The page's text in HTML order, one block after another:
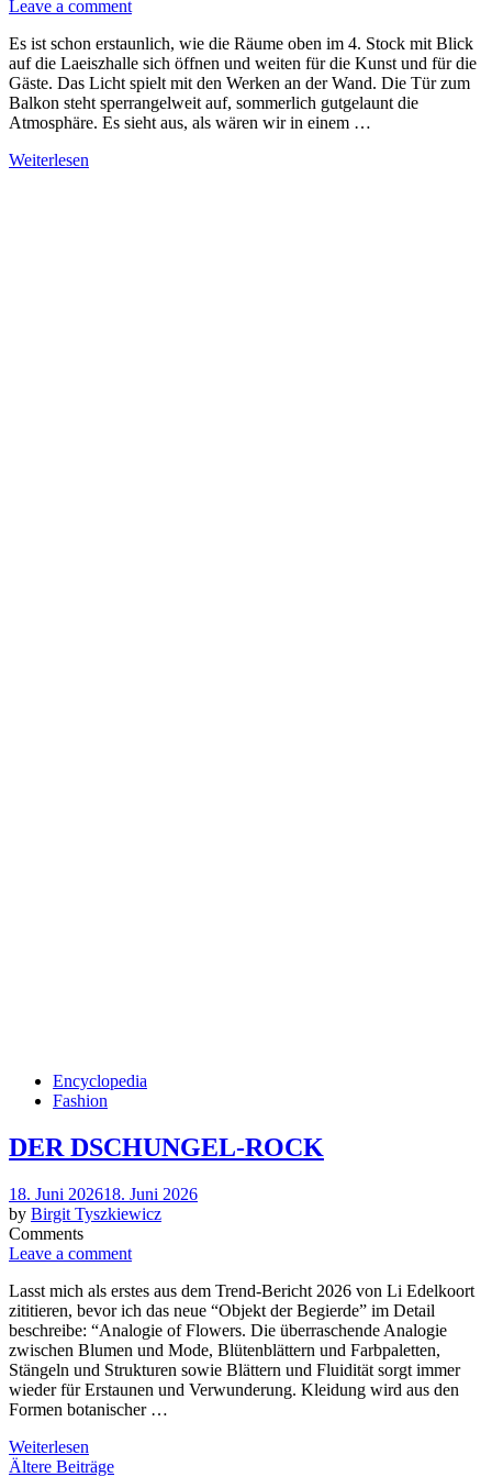
Leave a comment
Es ist schon erstaunlich, wie die Räume oben im 4. Stock mit Blick
auf die Laeiszhalle sich öffnen und weiten für die Kunst und für die
Gäste. Das Licht spielt mit den Werken an der Wand. Die Tür zum
Balkon steht sperrangelweit auf, sommerlich gutgelaunt die
Atmosphäre. Es sieht aus, als wären wir in einem …
Weiterlesen
Encyclopedia
Fashion
DER DSCHUNGEL-ROCK
Posted
on
18. Juni 202618. Juni 2026
by Birgit Tyszkiewicz
Comments
Leave a comment
Lasst mich als erstes aus dem Trend-Bericht 2026 von Li Edelkoort
zititieren, bevor ich das neue “Objekt der Begierde” im Detail
beschreibe: “Analogie of Flowers. Die überraschende Analogie
zwischen Blumen und Mode, Blütenblättern und Farbpaletten,
Stängeln und Strukturen sowie Blättern und Fluidität sorgt immer
wieder für Erstaunen und Verwunderung. Kleidung wird aus den
Formen botanischer …
Weiterlesen
Beitragsnavigation
Ältere Beiträge